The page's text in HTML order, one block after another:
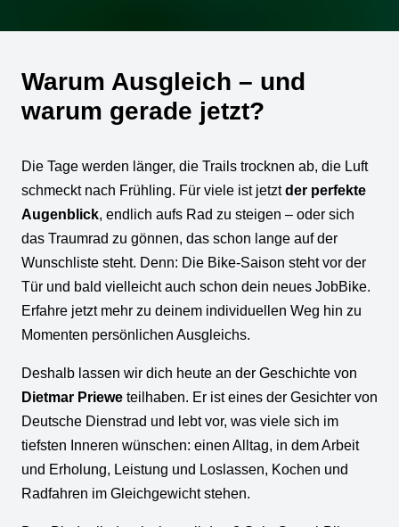
Warum Ausgleich – und
warum gerade jetzt?
Die Tage werden länger, die Trails trocknen ab, die Luft
schmeckt nach Frühling. Für viele ist jetztder perfekte
Augenblick, endlich aufs Rad zu steigen – oder sich
das Traumrad zu gönnen, das schon lange auf der
Wunschliste steht. Denn: Die Bike-Saison steht vor der
Tür und bald vielleicht auch schon dein neues JobBike.
Erfahre jetzt mehr zu deinem individuellen Weg hin zu
Momenten persönlichen Ausgleichs.
Deshalb lassen wir dich heute an der Geschichte von
Dietmar Priewe teilhaben. Er ist eines der Gesichter von
Deutsche Dienstrad und lebt vor, was viele sich im
tiefsten Inneren wünschen: einen Alltag, in dem Arbeit
und Erholung, Leistung und Loslassen, Kochen und
Radfahren im Gleichgewicht stehen.